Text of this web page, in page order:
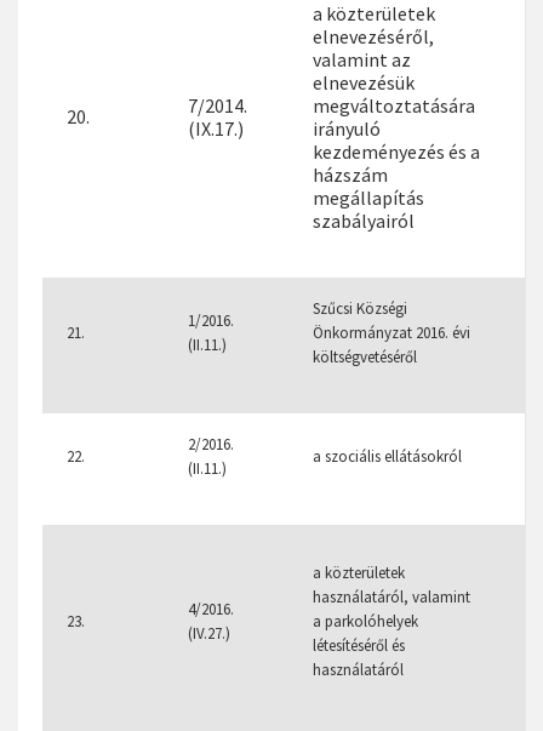
20.
7/2014.
(IX.17.)
a közterületek
elnevezéséről,
valamint az
elnevezésük
megváltoztatására
irányuló
kezdeményezés és a
házszám
megállapítás
szabályairól
21.
1/2016.
(II.11.)
Szűcsi Községi
Önkormányzat 2016. évi
költségvetéséről
22.
2/2016.
(II.11.)
a szociális ellátásokról
23.
4/2016.
(IV.27.)
a közterületek
használatáról, valamint
a parkolóhelyek
létesítéséről és
használatáról